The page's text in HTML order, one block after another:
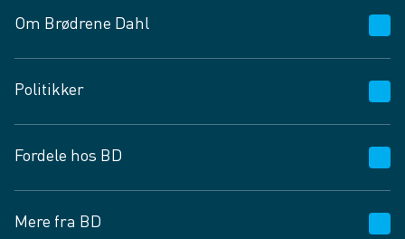
Om Brødrene Dahl
Vagttelefon 30 10 89 89
Spørgsmål og svar
Job og karriere
Fødevarekontrolrapport
Politikker
Privatlivspolitik
Cookies
Vilkår og betingelser
Fordele hos BD
BD app
Mere fra BD